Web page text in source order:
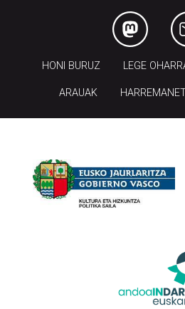
HONI BURUZ LEGE
ARAUAK